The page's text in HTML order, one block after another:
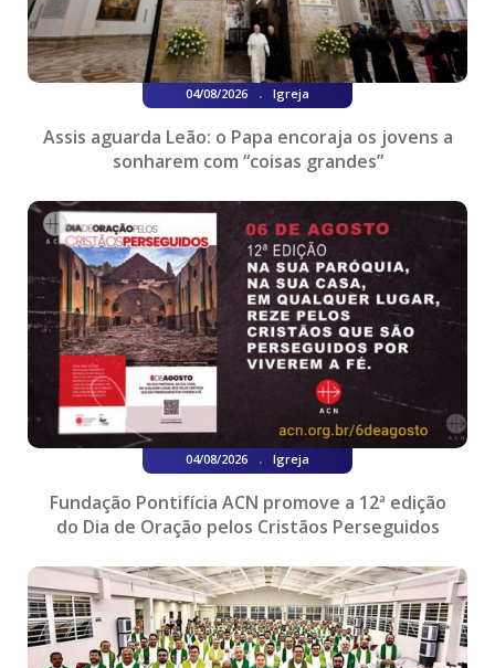
04/08/2026 . Igreja
Assis aguarda Leão: o Papa encoraja os jovens a
sonharem com “coisas grandes”
04/08/2026 . Igreja
Fundação Pontifícia ACN promove a 12ª edição
do Dia de Oração pelos Cristãos Perseguidos